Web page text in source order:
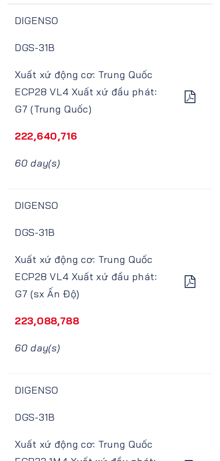
DIGENSO
DGS-31B
Xuất xứ động cơ: Trung Quốc
ECP28 VL4 Xuất xứ đầu phát:
G7 (Trung Quốc)
222,640,716
60 day(s)
DIGENSO
DGS-31B
Xuất xứ động cơ: Trung Quốc
ECP28 VL4 Xuất xứ đầu phát:
G7 (sx Ấn Độ)
223,088,788
60 day(s)
DIGENSO
DGS-31B
Xuất xứ động cơ: Trung Quốc